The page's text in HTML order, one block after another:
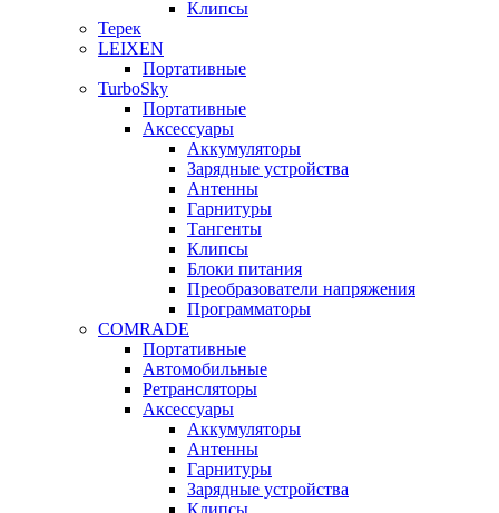
Клипсы
Терек
LEIXEN
Портативные
TurboSky
Портативные
Аксессуары
Аккумуляторы
Зарядные устройства
Антенны
Гарнитуры
Тангенты
Клипсы
Блоки питания
Преобразователи напряжения
Программаторы
COMRADE
Портативные
Автомобильные
Ретрансляторы
Аксессуары
Аккумуляторы
Антенны
Гарнитуры
Зарядные устройства
Клипсы